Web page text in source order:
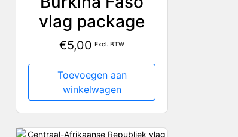
vlag package
€5,00 Excl. BTW
Toevoegen aan
winkelwagen